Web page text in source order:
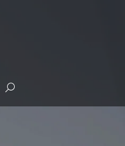
Search: